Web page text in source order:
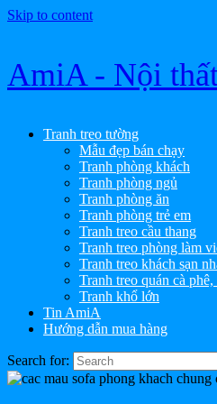
Skip to content
AmiA - Nội
Tranh treo tường
Mẫu đẹp bán chạy
Tranh phòng khách
Tranh phòng ngủ
Tranh phòng ăn
Tranh phòng trẻ em
Tranh treo cầu thang
Tranh treo phòng làm
Tranh treo khách sạn
Tranh treo quán cà phê,
Tranh khổ lớn
Tin AmiA
Hướng dẫn mua hàng
Search for: